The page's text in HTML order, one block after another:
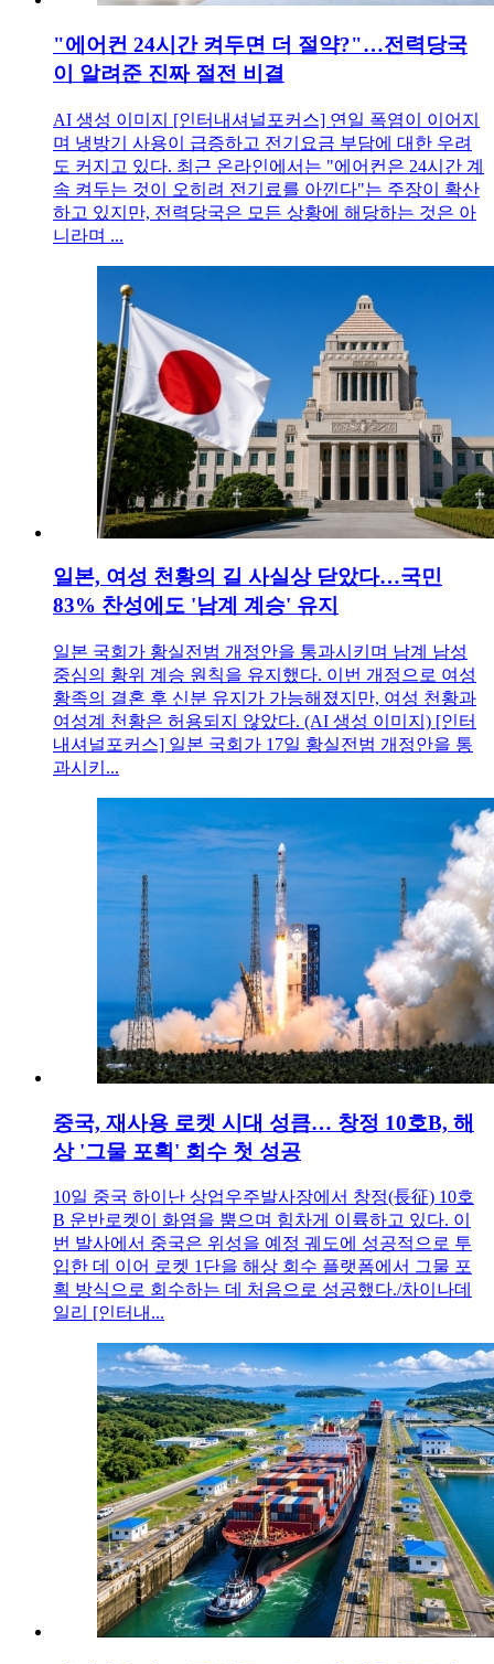
"에어컨 24시간 켜두면 더 절약?"…전력당국
이 알려준 진짜 절전 비결
AI 생성 이미지 [인터내셔널포커스] 연일 폭염이 이어지
며 냉방기 사용이 급증하고 전기요금 부담에 대한 우려
도 커지고 있다. 최근 온라인에서는 "에어컨은 24시간 계
속 켜두는 것이 오히려 전기료를 아낀다"는 주장이 확산
하고 있지만, 전력당국은 모든 상황에 해당하는 것은 아
니라며 ...
일본, 여성 천황의 길 사실상 닫았다…국민
83% 찬성에도 '남계 계승' 유지
일본 국회가 황실전범 개정안을 통과시키며 남계 남성
중심의 황위 계승 원칙을 유지했다. 이번 개정으로 여성
황족의 결혼 후 신분 유지가 가능해졌지만, 여성 천황과
여성계 천황은 허용되지 않았다. (AI 생성 이미지) [인터
내셔널포커스] 일본 국회가 17일 황실전범 개정안을 통
과시키...
중국, 재사용 로켓 시대 성큼… 창정 10호B, 해
상 '그물 포획' 회수 첫 성공
10일 중국 하이난 상업우주발사장에서 창정(長征) 10호
B 운반로켓이 화염을 뿜으며 힘차게 이륙하고 있다. 이
번 발사에서 중국은 위성을 예정 궤도에 성공적으로 투
입한 데 이어 로켓 1단을 해상 회수 플랫폼에서 그물 포
획 방식으로 회수하는 데 처음으로 성공했다./차이나데
일리 [인터내...